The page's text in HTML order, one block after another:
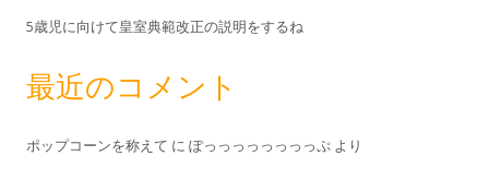
5歳児に向けて皇室典範改正の説明をするね
最近のコメント
ポップコーンを称えて に ぽっっっっっっっっぷ より